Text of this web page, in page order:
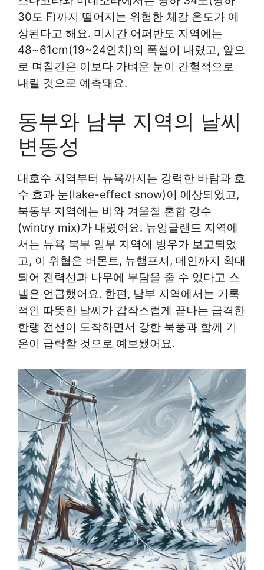
30도 F)까지 떨어지는 위험한 체감 온도가 예
상된다고 해요. 미시간 어퍼반도 지역에는
48~61cm(19~24인치)의 폭설이 내렸고, 앞으
로 며칠간은 이보다 가벼운 눈이 간헐적으로
내릴 것으로 예측돼요.
동부와 남부 지역의 날씨
변동성
대호수 지역부터 뉴욕까지는 강력한 바람과 호
수 효과 눈(lake-effect snow)이 예상되었고,
북동부 지역에는 비와 겨울철 혼합 강수
(wintry mix)가 내렸어요. 뉴잉글랜드 지역에
서는 뉴욕 북부 일부 지역에 빙우가 보고되었
고, 이 위협은 버몬트, 뉴햄프셔, 메인까지 확대
되어 전력선과 나무에 부담을 줄 수 있다고 스
넬은 언급했어요. 한편, 남부 지역에서는 기록
적인 따뜻한 날씨가 갑작스럽게 끝나는 급격한
한랭 전선이 도착하면서 강한 북풍과 함께 기
온이 급락할 것으로 예보됐어요.